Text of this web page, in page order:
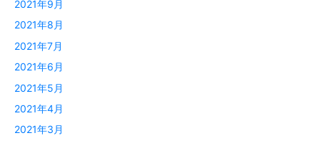
2021年9月
2021年8月
2021年7月
2021年6月
2021年5月
2021年4月
2021年3月